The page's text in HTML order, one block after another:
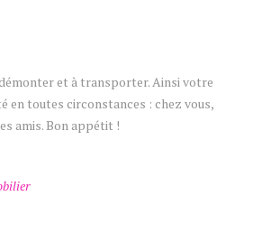
et à transporter. Ainsi votre
en toutes circonstances : chez vous,
amis. Bon appétit !